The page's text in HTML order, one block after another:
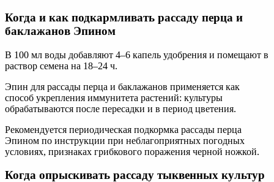
Когда и как подкармливать рассаду перца и
баклажанов Эпином
В 100 мл воды добавляют 4–6 капель удобрения и помещают в
раствор семена на 18–24 ч.
Эпин для рассады перца и баклажанов применяется как
способ укрепления иммунитета растений: культуры
обрабатываются после пересадки и в период цветения.
Рекомендуется периодическая подкормка рассады перца
Эпином по инструкции при неблагоприятных погодных
условиях, признаках грибкового поражения черной ножкой.
Когда опрыскивать рассаду тыквенных культур